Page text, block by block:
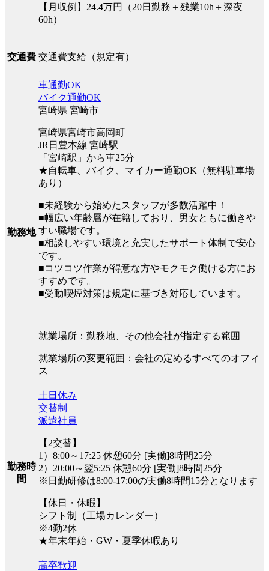
【月収例】24.4万円（20日勤務＋残業10h＋深夜
60h）
交通費 交通費支給（規定有）
勤務地
車通勤OK
バイク通勤OK
宮崎県 宮崎市
宮崎県宮崎市高岡町
JR日豊本線 宮崎駅
「宮崎駅」から車25分
★自転車、バイク、マイカー通勤OK（無料駐車場
あり）
■未経験から始めたスタッフが多数活躍中！
■幅広い年齢層が在籍しており、男女ともに働きや
すい職場です。
■相談しやすい環境と充実したサポート体制で安心
です。
■コツコツ作業が得意な方やモクモク働ける方にお
すすめです。
■受動喫煙対策は規定に基づき対応しています。
就業場所：勤務地、その他会社が指定する範囲
就業場所の変更範囲：会社の定めるすべてのオフィ
ス
勤務時
間
土日休み
交替制
派遣社員
【2交替】
1）8:00～17:25 休憩60分 [実働]8時間25分
2）20:00～翌5:25 休憩60分 [実働]8時間25分
※日勤研修は8:00-17:00の実働8時間15分となります
【休日・休暇】
シフト制（工場カレンダー）
※4勤2休
★年末年始・GW・夏季休暇あり
高卒歓迎